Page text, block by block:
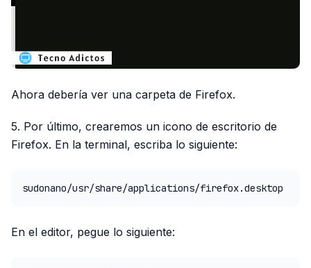
Ahora debería ver una carpeta de Firefox.
5. Por último, crearemos un icono de escritorio de
Firefox. En la terminal, escriba lo siguiente:
sudonano/usr/share/applications/firefox.desktop
En el editor, pegue lo siguiente: